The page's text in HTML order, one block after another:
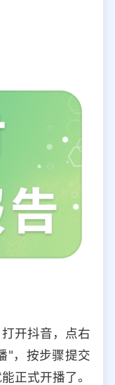
开抖音，点右
"，按步骤提交
正式开播了。